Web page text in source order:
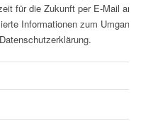
für die Zukunft per E-Mail an
Informationen zum Umgang mit